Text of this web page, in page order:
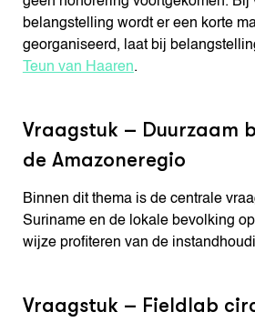
belangstelling wordt er een korte
georganiseerd, laat bij
Teun van Haaren.
Vraagstuk – Duurzaam
de Amazoneregio
Binnen dit thema is de centrale
Suriname en de lokale bevolking
wijze profiteren van de
Vraagstuk – Fieldlab